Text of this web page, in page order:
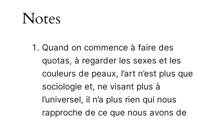
Notes
Quand on commence à faire des
quotas, à regarder les sexes et les
couleurs de peaux, l’art n’est plus que
sociologie et, ne visant plus à
l’universel, il n’a plus rien qui nous
rapproche de ce que nous avons de